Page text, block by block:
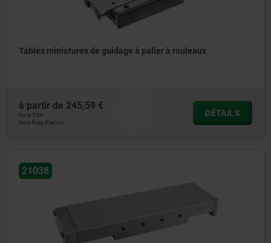
Tables miniatures de guidage à palier à rouleaux
à partir de 245,59 €
hors TVA
hors frais d’envoi
DÉTAILS
21038